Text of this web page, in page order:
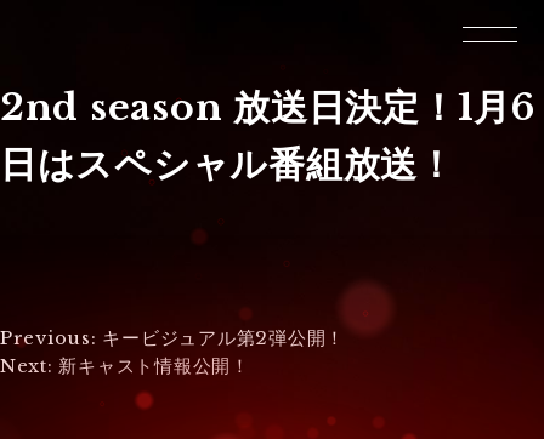
2nd season 放送日決定！1月6
日はスペシャル番組放送！
投
Previous: キービジュアル第2弾公開！
Next: 新キャスト情報公開！